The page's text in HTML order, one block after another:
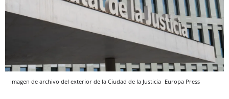
Imagen de archivo del exterior de la Ciudad de la Justicia Europa Press